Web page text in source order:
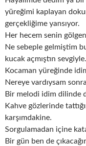
yüreğimi kaplayan
gerçekliğime yansıyor.
Her hecem senin
Ne sebeple gelmiştim
kucak açmıştın sevgiyle.
Kocaman yüreğinde
Nereye vardıysam
Bir melodi idim dilinde
Kahve gözlerinde
karşımdakine.
Sorgulamadan içine
Bir gün ben de